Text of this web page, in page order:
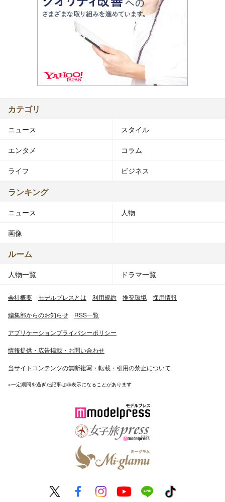
カテゴリ
ニュース スタイル
エンタメ コラム
ライフ ビジネス
ランキング
ニュース 人物
画像
ルーム
人物一覧 ドラマ一覧
会社概要 モデルプレスとは 利用規約 推奨環境 採用情報
編集部からのお知らせ RSS一覧
アプリケーションプライバシーポリシー
情報提供・広告掲載・お問い合わせ
当サイトコンテンツの無断複写・転載・引用の禁止について
※一定期間を過ぎた記事は非表示になることがあります